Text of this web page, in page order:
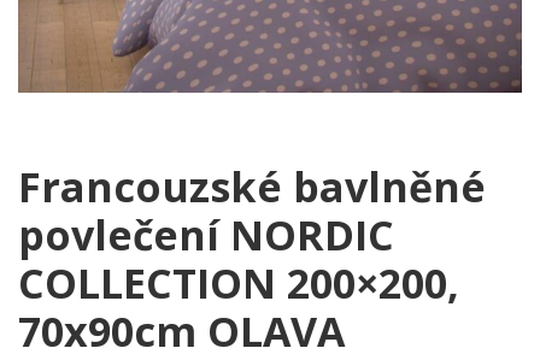
Francouzské bavlněné
povlečení NORDIC
COLLECTION 200×200,
70x90cm OLAVA